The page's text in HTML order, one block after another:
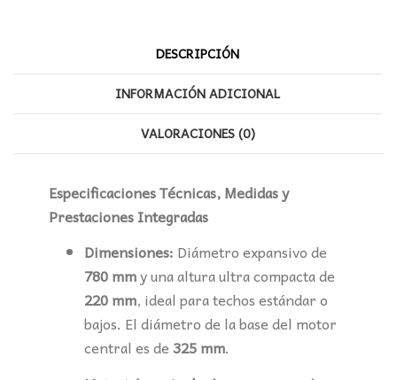
DESCRIPCIÓN
INFORMACIÓN ADICIONAL
VALORACIONES (0)
Especificaciones Técnicas, Medidas y
Prestaciones Integradas
Dimensiones: Diámetro expansivo de
780 mmy una altura ultra compacta de
220 mm, ideal para techos estándar o
bajos. El diámetro de la base del motor
central es de 325 mm.